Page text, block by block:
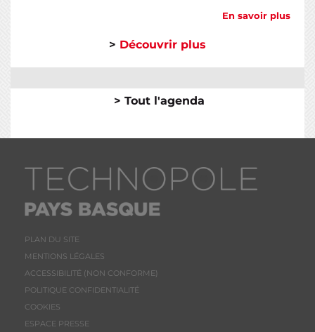
En savoir plus
> Découvrir plus
> Tout l'agenda
PLAN DU SITE
MENTIONS LÉGALES
ACCESSIBILITÉ (NON CONFORME)
POLITIQUE CONFIDENTIALITÉ
COOKIES
ESPACE PRESSE